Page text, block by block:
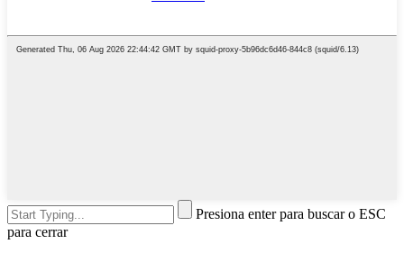
Presiona enter para buscar o ESC
para cerrar